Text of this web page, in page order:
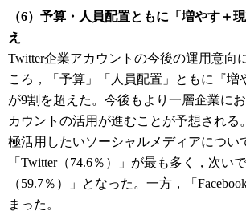
（6）予算・人員配置ともに「増やす＋
え
Twitter企業アカウントの今後の運用意向
ころ，「予算」「人員配置」ともに『増
が9割を超えた。今後もより一層企業に
カウントの活用が進むことが予想される
極活用したいソーシャルメディアについ
「Twitter（74.6％）」が最も多く，次い
（59.7％）」となった。一方，「
まった。